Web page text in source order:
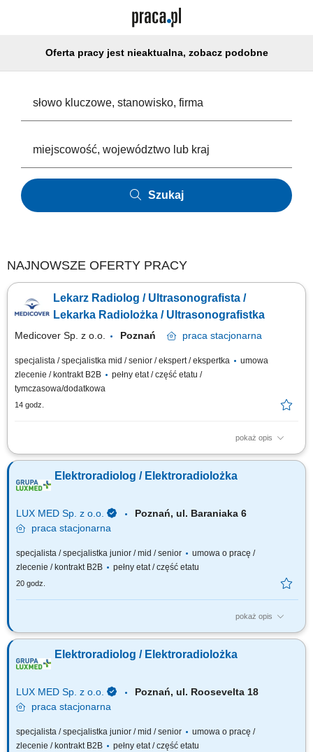
Oferta pracy jest nieaktualna, zobacz podobne
Szukaj
NAJNOWSZE OFERTY PRACY
Lekarz Radiolog / Ultrasonografista /
Lekarka Radiolożka / Ultrasonografistka
Medicover Sp. z o.o. Poznań praca stacjonarna
specjalista / specjalistka mid / senior / ekspert / ekspertka
umowa
zlecenie / kontrakt B2B
pełny etat / część etatu /
tymczasowa/dodatkowa
14 godz.
pokaż opis
Będziesz odpowiedzialny/-a za: wykonywanie i opis badań USG ​​
ekipy medycznej i stań się #bohaterem opieki zdrowotnej! Szukamy
Ciebie, jeśli​: ukończyłeś/-aś specjalizację lub jesteś w jej trakcie
Elektroradiolog / Elektroradiolożka
LUX MED Sp. z o.o.
Poznań, ul. Baraniaka 6
praca stacjonarna
specjalista / specjalistka junior / mid / senior
umowa o pracę /
zlecenie / kontrakt B2B
pełny etat / część etatu
20 godz.
pokaż opis
Oczekiwania wobec Ciebie: wykształcenie min. średnie, ukończone
wykształcenie licencjackie lub magisterskie z zakresu elektroradiologii;
preferowane roczne doświadczenie zawodowe na stanowisku
Elektroradiolog / Elektroradiolożka
LUX MED Sp. z o.o.
Poznań, ul. Roosevelta 18
praca stacjonarna
specjalista / specjalistka junior / mid / senior
umowa o pracę /
zlecenie / kontrakt B2B
pełny etat / część etatu